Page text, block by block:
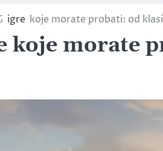
igre koje morate probati: od
koje morate